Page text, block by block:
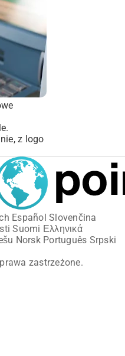
z logo
Español Slovenčina
Suomi Ελληνικά
Norsk Português Srpski
zastrzeżone.